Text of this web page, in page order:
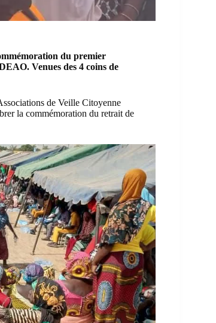
du premier
. Venues des 4 coins de
de Veille Citoyenne
la commémoration du retrait de